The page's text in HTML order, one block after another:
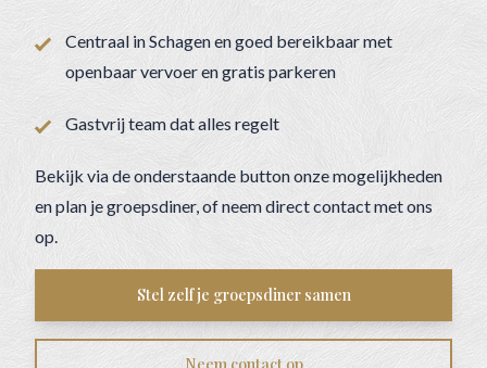
Centraal in Schagen en goed bereikbaar met
openbaar vervoer en gratis parkeren
Gastvrij team dat alles regelt
Bekijk via de onderstaande button onze mogelijkheden
en plan je groepsdiner, of neem direct contact met ons
op.
Stel zelf je groepsdiner samen